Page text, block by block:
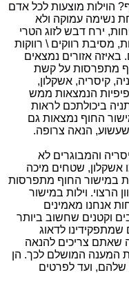
הוילות מוצעות לכל אדם
נשימה עמוקה ולא
ירח דבש לזוג הטרי
מסיבת רווקים \ רווקות
באיזה אזורים נמצאים
מתפרסות על קשת
קיסריה, אשקלון,
הנמצאות ממש
ביכולתכם לראות
החוף נמצאות גם
הנאה צרופה.
והמבוגרים לא
אשקלון, שטחים מיכה
במישור החוף מתפרסות
הרצוי. וילות במישור
אנחנו מאמינים
וקטנים שחשוב ביותר
לדאוג
צריכים להנאה
המענה המושלם לכך. הן
ועד לפרטים